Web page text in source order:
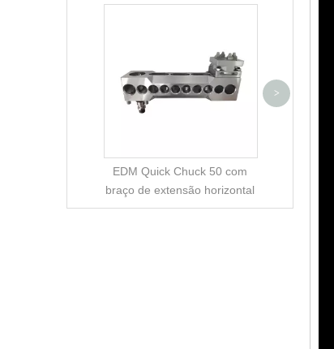
EDM Quick Chuck 50 com
braço de extensão horizontal
Mandril
>